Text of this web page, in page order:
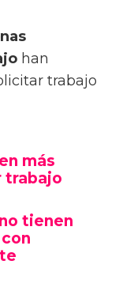
han
trabajo
más
trabajo
tienen